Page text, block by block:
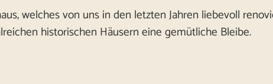
welches von uns in den letzten Jahren liebevoll
historischen Häusern eine gemütliche Bleibe.